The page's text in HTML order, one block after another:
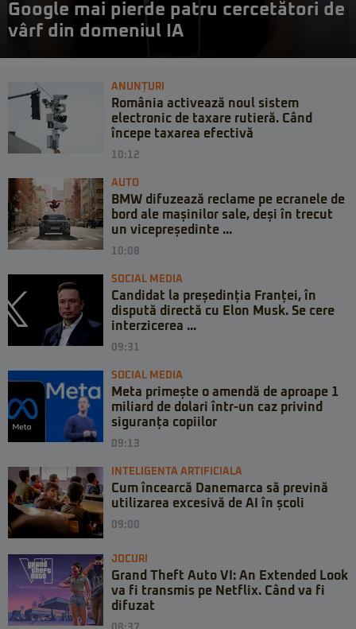
Google mai pierde patru cercetători de
vârf din domeniul IA
ANUNȚURI
România activează noul sistem
electronic de taxare rutieră. Când
începe taxarea efectivă
10:12
AUTO
BMW difuzează reclame pe ecranele de
bord ale mașinilor sale, deși în trecut
un vicepreședinte ...
10:08
SOCIAL MEDIA
Candidat la președinția Franței, în
dispută directă cu Elon Musk. Se cere
interzicerea ...
09:31
SOCIAL MEDIA
Meta primește o amendă de aproape 1
miliard de dolari într-un caz privind
siguranța copiilor
09:13
INTELIGENTA ARTIFICIALA
Cum încearcă Danemarca să prevină
utilizarea excesivă de AI în școli
09:00
JOCURI
Grand Theft Auto VI: An Extended Look
va fi transmis pe Netflix. Când va fi
difuzat